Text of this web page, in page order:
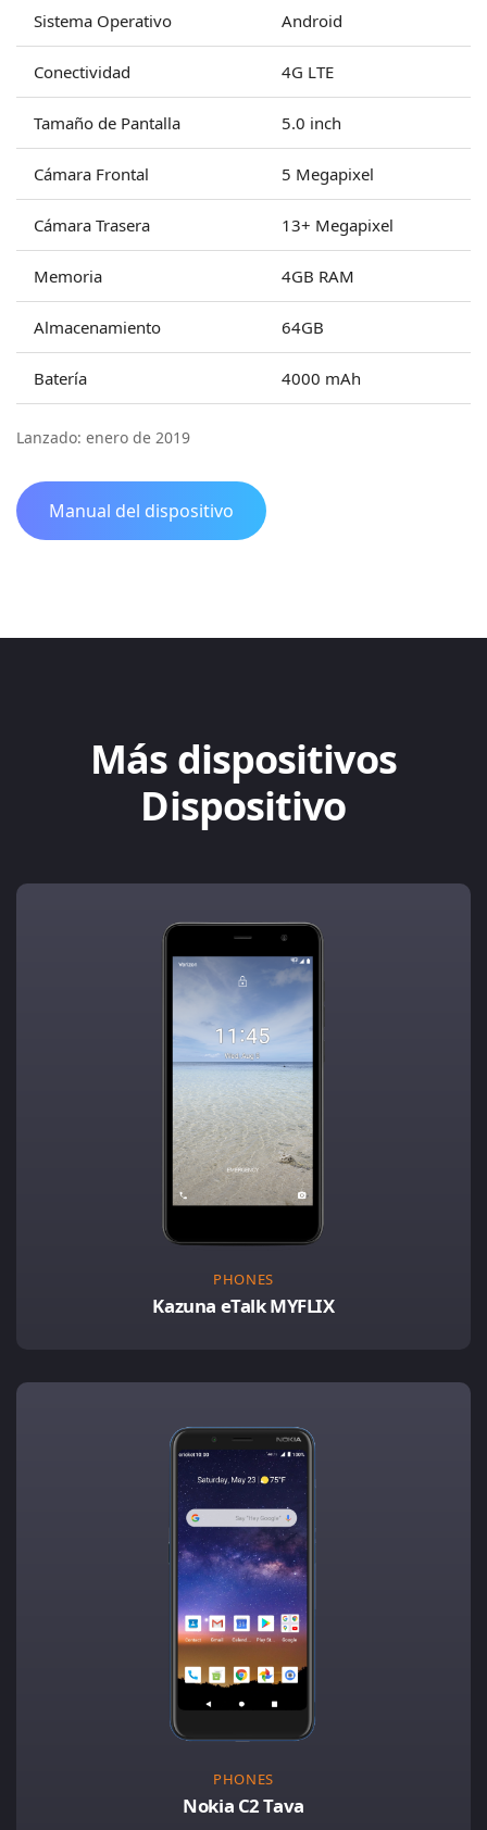
Sistema Operativo Android
Conectividad 4G LTE
Tamaño de Pantalla 5.0 inch
Cámara Frontal 5 Megapixel
Cámara Trasera 13+ Megapixel
Memoria 4GB RAM
Almacenamiento 64GB
Batería 4000 mAh
Lanzado: enero de 2019
Manual del dispositivo
Más dispositivos
Dispositivo
PHONES
Kazuna eTalk MYFLIX
PHONES
Nokia C2 Tava